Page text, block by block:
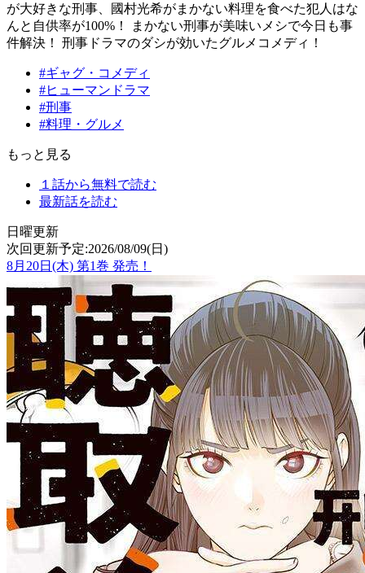
が大好きな刑事、國村光希がまかない料理を食べた犯人はな
んと自供率が100%！ まかない刑事が美味いメシで今日も事
件解決！ 刑事ドラマのダシが効いたグルメコメディ！
#ギャグ・コメディ
#ヒューマンドラマ
#刑事
#料理・グルメ
もっと見る
１話から無料で読む
最新話を読む
日曜更新
次回更新予定:2026/08/09(日)
8月20日(木) 第1巻 発売！